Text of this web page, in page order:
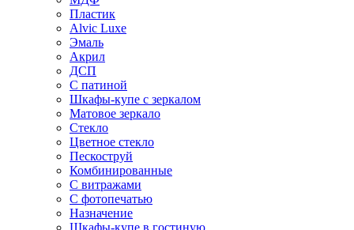
Пластик
Alvic Luxe
Эмаль
Акрил
ДСП
С патиной
Шкафы-купе с зеркалом
Матовое зеркало
Стекло
Цветное стекло
Пескоструй
Комбинированные
С витражами
С фотопечатью
Назначение
Шкафы-купе в гостиную